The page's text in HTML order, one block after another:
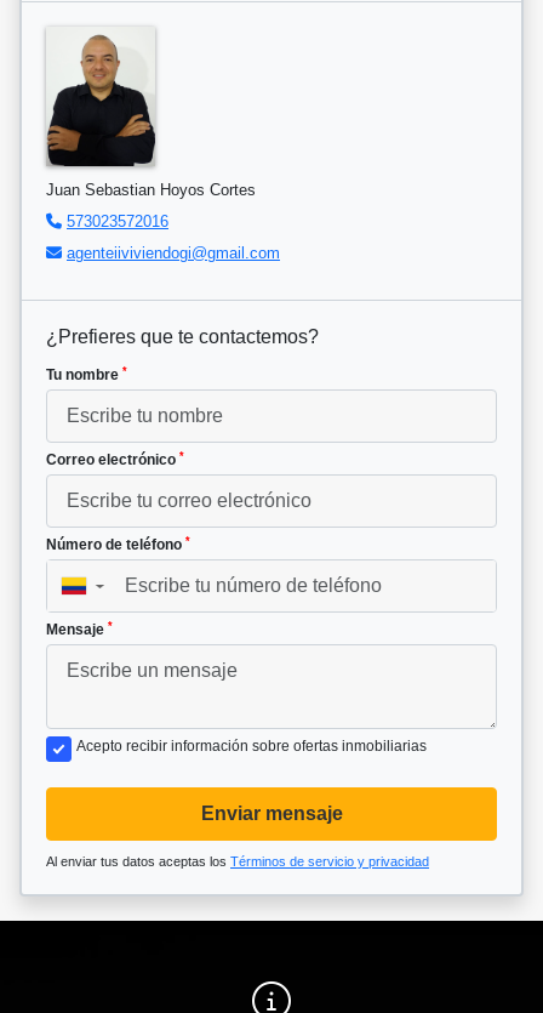
Juan Sebastian Hoyos Cortes
573023572016
agenteiiviviendogi@gmail.com
¿Prefieres que te contactemos?
Tu nombre *
Correo electrónico *
Número de teléfono *
▼
Mensaje *
Acepto recibir información sobre ofertas inmobiliarias
Enviar mensaje
Al enviar tus datos aceptas los Términos de servicio y privacidad